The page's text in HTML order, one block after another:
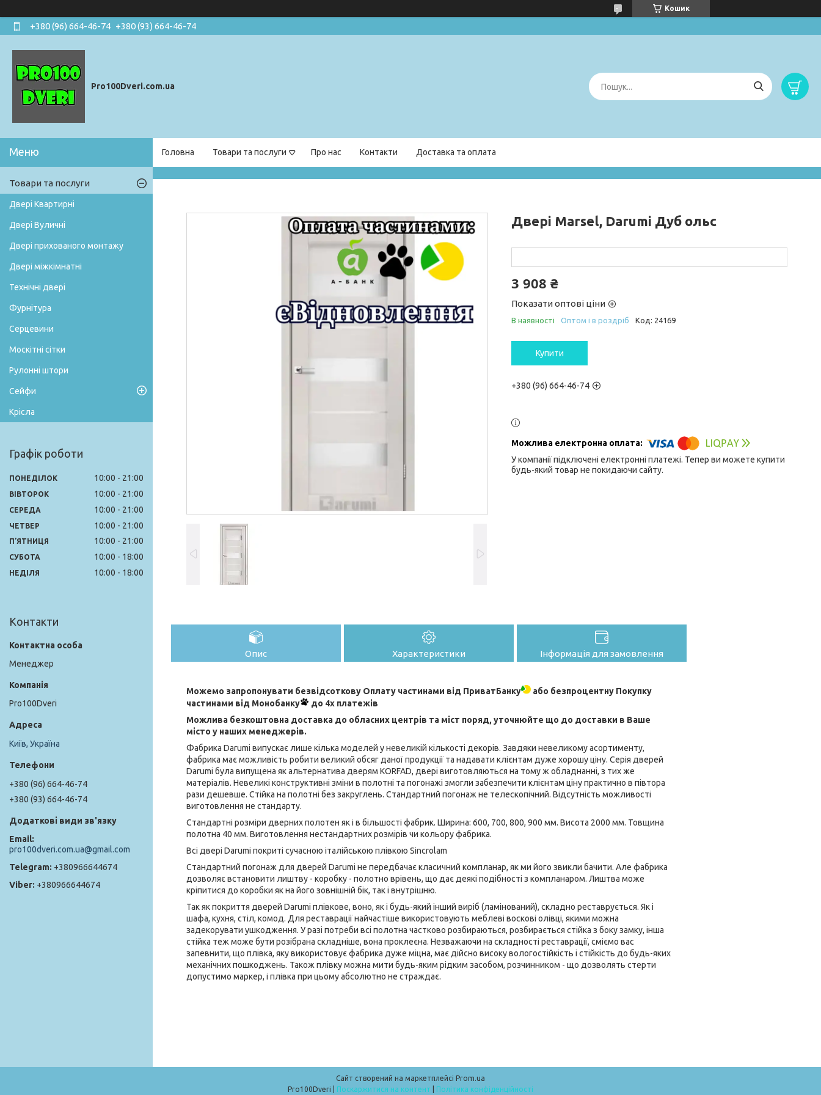
Кошик
+380 (96) 664-46-74 +380 (93) 664-46-74
Pro100Dveri.com.ua
Головна Товари та послуги Про нас Контакти Доставка та оплата
Двері Marsel, Darumi Дуб ольс
3 908 ₴
Показати оптові ціни
В наявності Оптом і в роздріб Код: 24169
Купити
+380 (96) 664-46-74
У компанії підключені електронні платежі. Тепер ви можете купити
будь-який товар не покидаючи сайту.
Опис Характеристики Інформація для замовлення
Можемо запропонувати безвідсоткову Оплату частинами від ПриватБанку
або безпроцентну Покупку
частинами від Монобанку
до 4х платежів
Можлива безкоштовна доставка до обласних центрів та міст поряд, уточнюйте що до доставки в Ваше
місто у наших менеджерів.
Фабрика Darumi випускає лише кілька моделей у невеликій кількості декорів. Завдяки невеликому асортименту,
фабрика має можливість робити великий обсяг даної продукції та надавати клієнтам дуже хорошу ціну. Серія дверей
Darumi була випущена як альтернатива дверям KORFAD, двері виготовляються на тому ж обладнанні, з тих же
матеріалів. Невеликі конструктивні зміни в полотні та погонажі змогли забезпечити клієнтам ціну практично в півтора
рази дешевше. Стійка на полотні без закруглень. Стандартний погонаж не телескопічний. Відсутність можливості
виготовлення не стандарту.
Стандартні розміри дверних полотен як і в більшості фабрик. Ширина: 600, 700, 800, 900 мм. Висота 2000 мм. Товщина
полотна 40 мм. Виготовлення нестандартних розмірів чи кольору фабрика.
Всі двері Darumi покриті сучасною італійською плівкою Sincrolam
Стандартний погонаж для дверей Darumi не передбачає класичний компланар, як ми його звикли бачити. Але фабрика
дозволяє встановити лиштву - коробку - полотно врівень, що дає деякі подібності з компланаром. Лиштва може
кріпитися до коробки як на його зовнішній бік, так і внутрішню.
Так як покриття дверей Darumi плівкове, воно, як і будь-який інший виріб (ламінований), складно реставрується. Як і
шафа, кухня, стіл, комод. Для реставрації найчастіше використовують меблеві воскові олівці, якими можна
задекорувати ушкодження. У разі потреби всі полотна частково розбираються, розбирається стійка з боку замку, інша
стійка теж може бути розібрана складніше, вона проклеєна. Незважаючи на складності реставрації, сміємо вас
запевнити, що плівка, яку використовує фабрика дуже міцна, має дійсно високу вологостійкість і стійкість до будь-яких
механічних пошкоджень. Також плівку можна мити будь-яким рідким засобом, розчинником - що дозволять стерти
допустимо маркер, і плівка при цьому абсолютно не страждає.
Товари та послуги
Двері Квартирні
Двері Вуличні
Двері прихованого монтажу
Двері міжкімнатні
Технічні двері
Фурнітура
Серцевини
Москітні сітки
Рулонні штори
Сейфи
Крісла
Графік роботи
ПОНЕДІЛОК 10:00 21:00
ВІВТОРОК 10:00 21:00
СЕРЕДА 10:00 21:00
ЧЕТВЕР 10:00 21:00
ПʼЯТНИЦЯ 10:00 21:00
СУБОТА 10:00 18:00
НЕДІЛЯ 10:00 18:00
Контакти
Менеджер
Pro100Dveri
Київ, Україна
+380 (96) 664-46-74
+380 (93) 664-46-74
pro100dveri.com.ua@gmail.com
+380966644674
+380966644674
Сайт створений на маркетплейсі Prom.ua
Поскаржитися на контент Політика конфіденційності